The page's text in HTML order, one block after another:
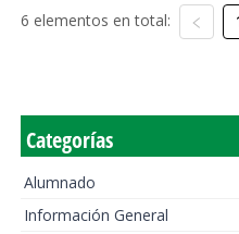
6 elementos en total:
Categorías
Alumnado
Información General